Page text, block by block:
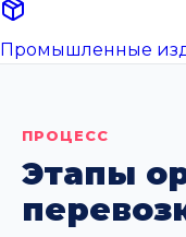
Промышленные
ПРОЦЕСС
Этапы